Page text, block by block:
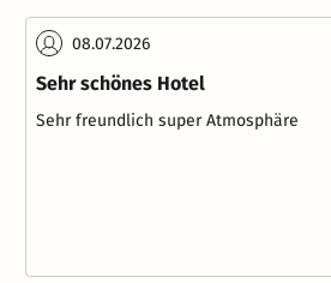
08.07.2026
Sehr schönes Hotel
Sehr freundlich super Atmosphäre